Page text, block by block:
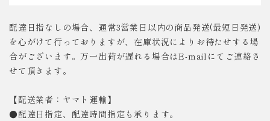
配達日指なしの場合、通常3営業日以内の商品発送(最短日発送)
を心がけて行っておりますが、在庫状況によりお待たせする場
合がございます。万一出荷が遅れる場合はE-mailにてご連絡さ
せて頂きます。
【配送業者：ヤマト運輸】
●配達日指定、配達時間指定も承ります。